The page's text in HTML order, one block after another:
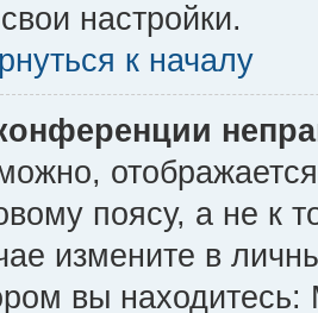
настройки.
к началу
поясу, а не к
измените в
вы находитесь: